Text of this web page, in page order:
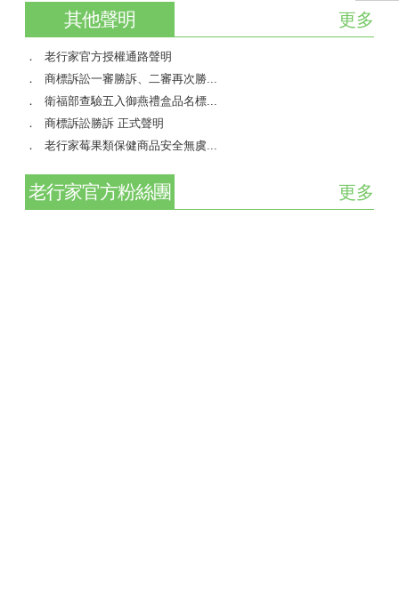
其他聲明 更多
老行家官方授權通路聲明
商標訴訟一審勝訴、二審再次勝...
衛福部查驗五入御燕禮盒品名標...
商標訴訟勝訴 正式聲明
老行家莓果類保健商品安全無虞...
老行家官方粉絲團 更多